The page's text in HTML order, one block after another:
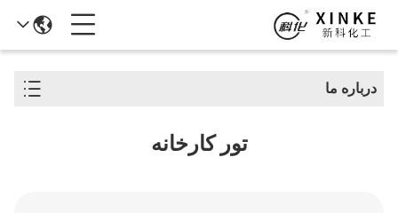
درباره ما
تور کارخانه